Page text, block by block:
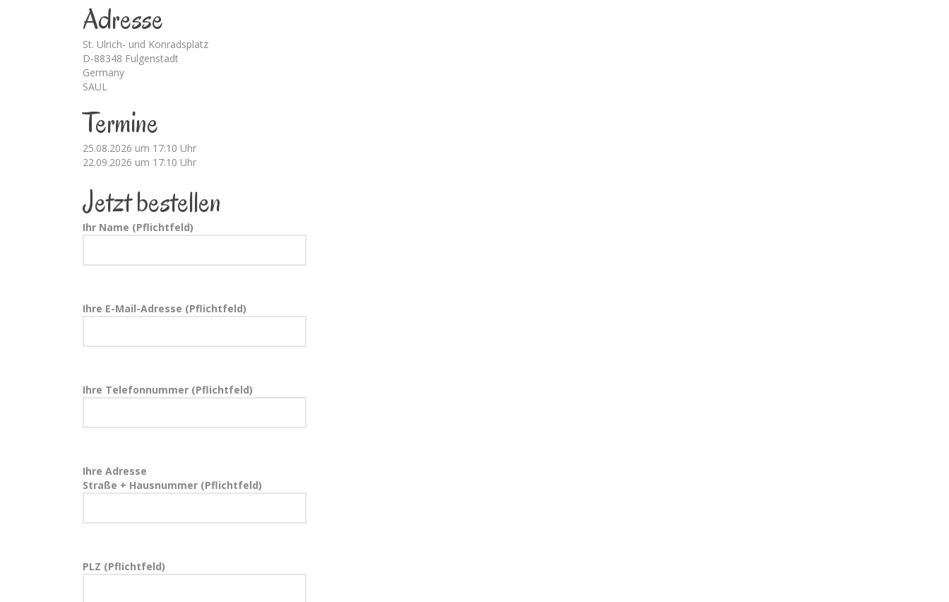
Adresse
St. Ulrich- und Konradsplatz
D-88348 Fulgenstadt
Germany
SAUL
Termine
25.08.2026 um 17:10 Uhr
22.09.2026 um 17:10 Uhr
Jetzt bestellen
Ihr Name (Pflichtfeld)
Ihre E-Mail-Adresse (Pflichtfeld)
Ihre Telefonnummer (Pflichtfeld)
Ihre Adresse
Straße + Hausnummer (Pflichtfeld)
PLZ (Pflichtfeld)